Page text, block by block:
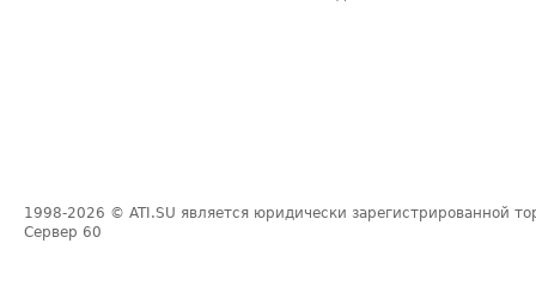
1998-2026 © ATI.SU является юридически зарегистрированной
Сервер 60